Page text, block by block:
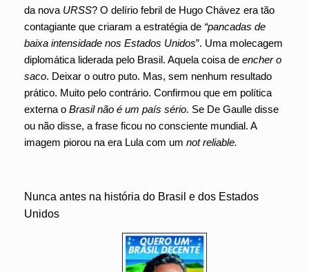
da nova URSS? O delírio febril de Hugo Chávez era tão
contagiante que criaram a estratégia de “pancadas de
baixa intensidade nos Estados Unidos”. Uma molecagem
diplomática liderada pelo Brasil. Aquela coisa de encher o
saco. Deixar o outro puto. Mas, sem nenhum resultado
prático. Muito pelo contrário. Confirmou que em política
externa o Brasil não é um país sério. Se De Gaulle disse
ou não disse, a frase ficou no consciente mundial. A
imagem piorou na era Lula com um not reliable.
Nunca antes na história do Brasil e dos Estados
Unidos